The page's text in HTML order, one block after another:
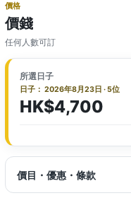
價格
價錢
任何人數可訂
所選日子
日子： 2026年8月23日 · 5位
HK$4,700
價目・優惠・條款